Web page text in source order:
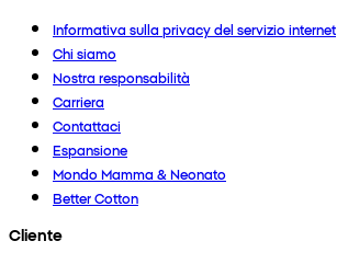
Informativa sulla privacy del servizio internet
Chi siamo
Nostra responsabilità
Carriera
Contattaci
Espansione
Mondo Mamma & Neonato
Better Cotton
Cliente